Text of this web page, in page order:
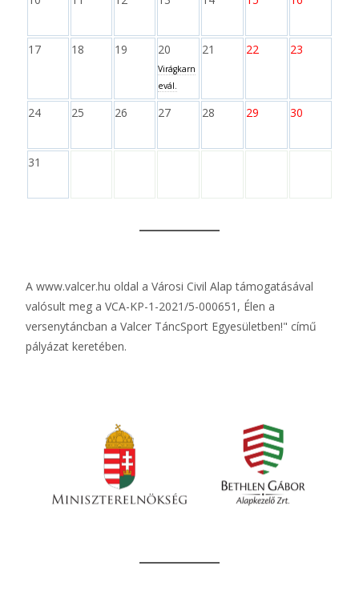
17 18 19 20
Virágkarn
evál.
21 22 23
24 25 26 27 28 29 30
31
A www.valcer.hu oldal a Városi Civil Alap támogatásával
valósult meg a VCA-KP-1-2021/5-000651, Élen a
versenytáncban a Valcer TáncSport Egyesületben!" című
pályázat keretében.